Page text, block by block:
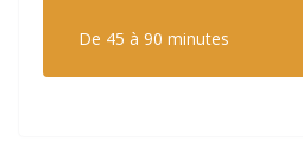
De 45 à 90 minutes